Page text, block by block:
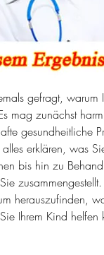
gefragt,
mag zunächst
gesundheitliche
erklären, was
bis hin zu
herauszufinden,
Ihrem Kind helfen